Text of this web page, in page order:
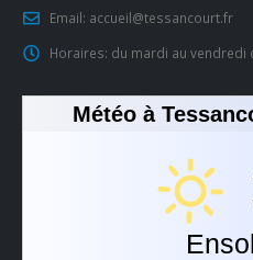
Email: accueil@tessancourt.fr
Horaires: du mardi au vendredi
Météo à